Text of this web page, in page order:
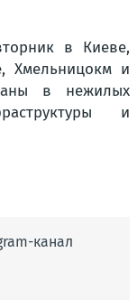
в Киеве,
Хмельницокм и
в нежилых
и
канал